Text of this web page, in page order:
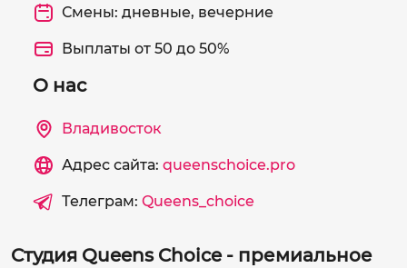
Смены: дневные, вечерние
Выплаты от 50 до 50%
О нас
Владивосток
Адрес сайта: queenschoice.pro
Телеграм: Queens_choice
Студия Queens Choice - премиальное